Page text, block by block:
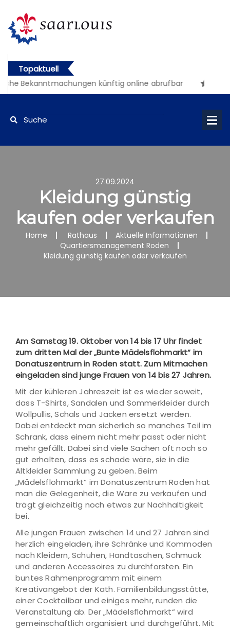
Topaktuell
Bekanntmachungen künftig online abrufbar
27.09.2024
Kleidung günstig
kaufen oder verkaufen
Home Rathaus
Aktuelle Informationen
Quartiersmanagement Roden
Kleidung günstig kaufen oder verkaufen
Am Samstag 19. Oktober von 14 bis 17 Uhr findet
zum dritten Mal der „Bunte Mädelsflohmarkt“ im
Donatuszentrum in Roden statt. Zum Mitmachen
eingeladen sind junge Frauen von 14 bis 27 Jahren.
Mit der kühleren Jahreszeit ist es wieder soweit,
dass T-Shirts, Sandalen und Sommerkleider durch
Wollpullis, Schals und Jacken ersetzt werden.
Dabei entdeckt man sicherlich so manches Teil im
Schrank, dass einem nicht mehr passt oder nicht
mehr gefällt. Dabei sind viele Sachen oft noch so
gut erhalten, dass es schade wäre, sie in die
Altkleider Sammlung zu geben. Beim
„Mädelsflohmarkt“ im Donatuszentrum Roden hat
man die Gelegenheit, die Ware zu verkaufen und
trägt gleichzeitig noch etwas zur Nachhaltigkeit
bei.
Alle jungen Frauen zwischen 14 und 27 Jahren sind
herzlich eingeladen, ihre Schränke und Kommoden
nach Kleidern, Schuhen, Handtaschen, Schmuck
und anderen Accessoires zu durchforsten. Ein
buntes Rahmenprogramm mit einem
Kreativangebot der Kath. Familienbildungsstätte,
einer Cocktailbar und einiges mehr, runden die
Veranstaltung ab. Der „Mädelsflohmarkt“ wird
gemeinschaftlich organisiert und durchgeführt. Mit